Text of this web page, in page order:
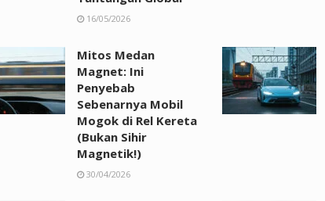
16/05/2026
Mitos Medan
Magnet: Ini
Penyebab
Sebenarnya Mobil
Mogok di Rel Kereta
(Bukan Sihir
Magnetik!)
30/04/2026